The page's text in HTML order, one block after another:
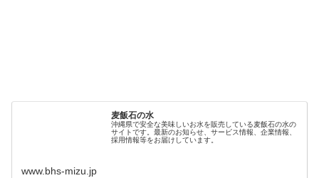
麦飯石の水
沖縄県で安全な美味しいお水を販売している麦飯石の水の
サイトです。最新のお知らせ、サービス情報、企業情報、
採用情報等をお届けしています。
www.bhs-mizu.jp